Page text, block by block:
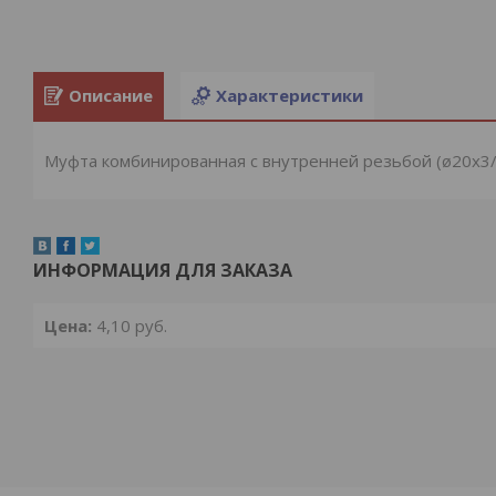
Описание Характеристики
Муфта комбинированная с внутренней резьбой
ИНФОРМАЦИЯ ДЛЯ ЗАКАЗА
Цена: 4,10 руб.